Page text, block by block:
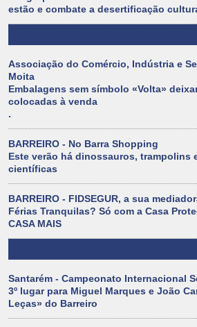
estão e combate a desertificação
Associação do Comércio, Indústria e
Moita
Embalagens sem símbolo «Volta»
colocadas à venda
.
BARREIRO - No Barra Shopping
Este verão há dinossauros, trampolins
científicas
BARREIRO - FIDSEGUR, a sua
Férias Tranquilas? Só com a Casa
CASA MAIS
Santarém - Campeonato Internacional
3º lugar para Miguel Marques e João
Leças» do Barreiro